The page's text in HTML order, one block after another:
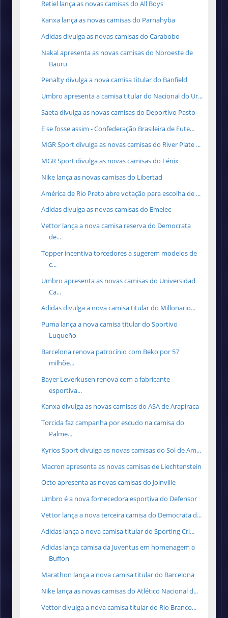
Retiel lança as novas camisas do All Boys
Kanxa lança as novas camisas do Parnahyba
Adidas divulga as novas camisas do Carabobo
Nakal apresenta as novas camisas do Noroeste de
Bauru
Penalty divulga a nova camisa titular do Banfield
Umbro apresenta a camisa titular do Nacional do Ur...
Saeta divulga as novas camisas do Deportivo Pasto
E se fosse assim - Confederação Brasileira de Fute...
MGR Sport divulga as novas camisas do River Plate ...
MGR Sport divulga as novas camisas do Fénix
Nike lança as novas camisas do Libertad
América de Rio Preto abre votação para escolha de ...
Adidas divulga as novas camisas do Emelec
Vettor lança a nova camisa reserva do Democrata
de...
Topper incentiva torcedores a sugerem modelos de
c...
Umbro apresenta as novas camisas do Universidad
Ca...
Adidas divulga a nova camisa titular do Millonario...
Puma lança a nova camisa titular do Sportivo
Luqueño
Barcelona renova patrocínio com Beko por 57
milhõe...
Bayer Leverkusen renova com a fabricante
esportiva...
Kanxa divulga as novas camisas do ASA de Arapiraca
Torcida faz campanha por escudo na camisa do
Palme...
Kyrios Sport divulga as novas camisas do Sol de Am...
Macron apresenta as novas camisas de Liechtenstein
Octo apresenta as novas camisas do Joinville
Umbro é a nova fornecedora esportiva do Defensor
Vettor lança a nova terceira camisa do Democrata d...
Adidas lança a nova camisa titular do Sporting Cri...
Adidas lança camisa da Juventus em homenagem a
Buffon
Marathon lança a nova camisa titular do Barcelona
Nike lança as novas camisas do Atlético Nacional d...
Vettor divulga a nova camisa titular do Rio Branco...